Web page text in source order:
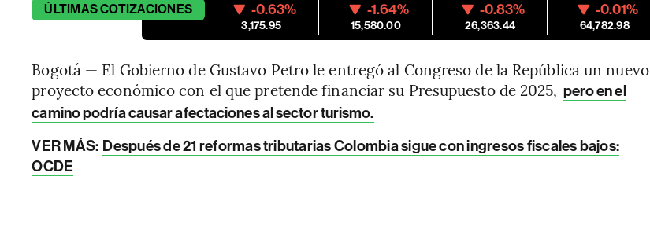
ÚLTIMASCOTIZACIONES -0.63%
3,175.95
-1.64%
15,580.00
-0.83%
26,363.44
-0.01%
64,782.98
Bogotá — El Gobierno de Gustavo Petro le entregó al Congreso de la República un nuevo
proyecto económico con el que pretende financiar su Presupuesto de 2025, pero en el
camino podría causar afectaciones al sector turismo.
VER MÁS: Después de 21 reformas tributarias Colombia sigue con ingresos fiscales bajos:
OCDE